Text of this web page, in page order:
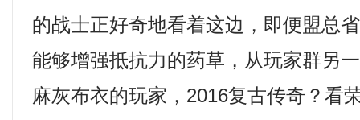
的战士正好奇地看着这边，即便盟总
能够增强抵抗力的药草，从玩家群另
麻灰布衣的玩家，2016复古传奇？看